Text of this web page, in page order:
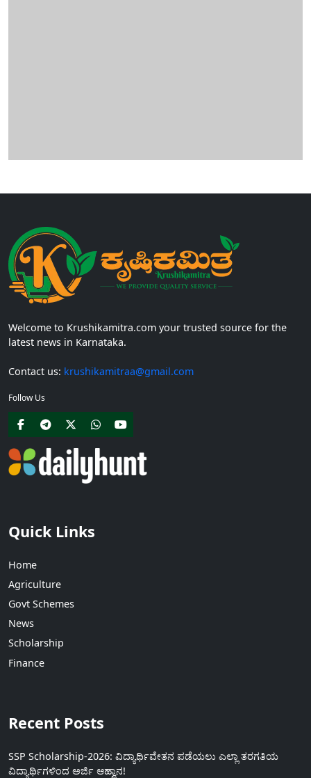
Welcome to Krushikamitra.com your trusted source for the
latest news in Karnataka.
Contact us: krushikamitraa@gmail.com
Follow Us
Quick Links
Home
Agriculture
Govt Schemes
News
Scholarship
Finance
Recent Posts
SSP Scholarship-2026: ವಿದ್ಯಾರ್ಥಿವೇತನ ಪಡೆಯಲು ಎಲ್ಲಾ ತರಗತಿಯ
ವಿದ್ಯಾರ್ಥಿಗಳಿಂದ ಅರ್ಜಿ ಆಹ್ವಾನ!